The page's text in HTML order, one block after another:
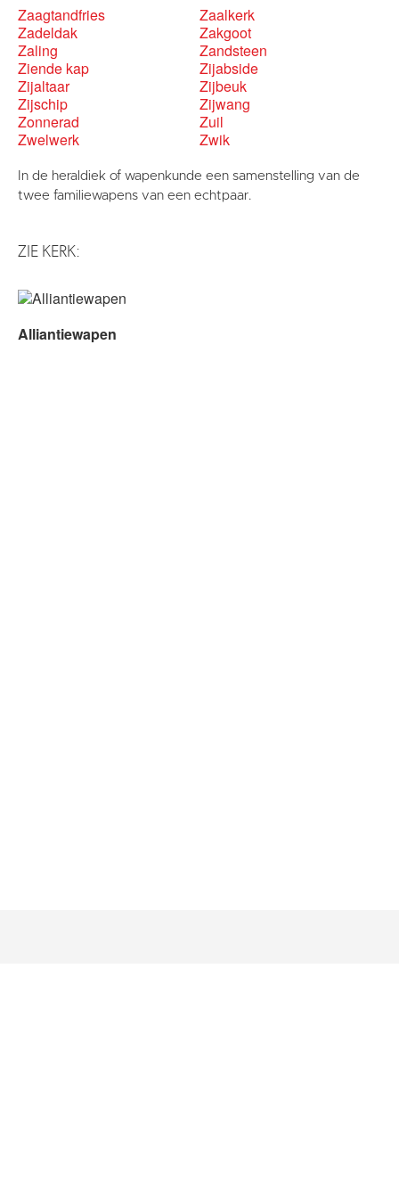
Zaagtandfries
Zaalkerk
Zadeldak
Zakgoot
Zaling
Zandsteen
Ziende kap
Zijabside
Zijaltaar
Zijbeuk
Zijschip
Zijwang
Zonnerad
Zuil
Zwelwerk
Zwik
In de heraldiek of wapenkunde een samenstelling van de
twee familiewapens van een echtpaar.
ZIE KERK:
Alliantiewapen